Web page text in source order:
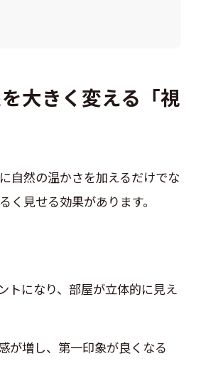
大きく変える「視
自然の温かさを加えるだけでな
く見せる効果があります。
トになり、部屋が立体的に見え
が増し、第一印象が良くなる